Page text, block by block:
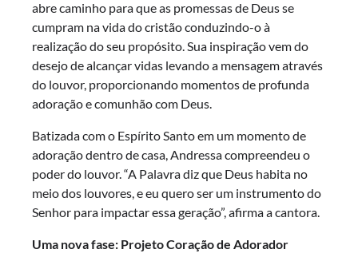
abre caminho para que as promessas de Deus se
cumpram na vida do cristão conduzindo-o à
realização do seu propósito. Sua inspiração vem do
desejo de alcançar vidas levando a mensagem através
do louvor, proporcionando momentos de profunda
adoração e comunhão com Deus.
Batizada com o Espírito Santo em um momento de
adoração dentro de casa, Andressa compreendeu o
poder do louvor. “A Palavra diz que Deus habita no
meio dos louvores, e eu quero ser um instrumento do
Senhor para impactar essa geração”, afirma a cantora.
Uma nova fase: Projeto Coração de Adorador